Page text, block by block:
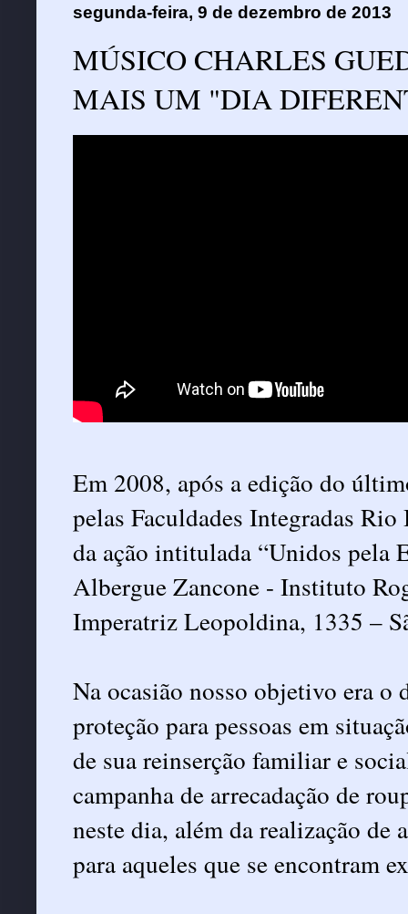
segunda-feira, 9 de dezembro de 2013
MÚSICO CHARLES
MAIS UM "DIA
Em 2008, após a edição do
pelas Faculdades Integradas
da ação intitulada “Unidos pela
Albergue Zancone - Instituto
Imperatriz Leopoldina, 1335 –
Na ocasião nosso objetivo era o
proteção para pessoas em
de sua reinserção familiar e
campanha de arrecadação de
neste dia, além da realização
para aqueles que se encontram